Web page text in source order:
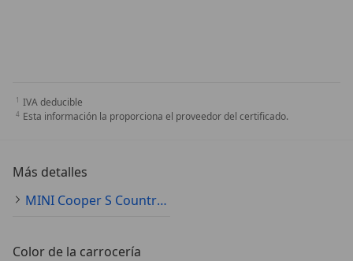
IVA deducible
Esta información la proporciona el proveedor del certificado.
Más detalles
MINI Cooper S Countryman Especificaciones técnicas
Color de la carrocería